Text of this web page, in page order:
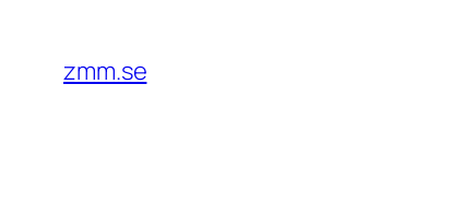
innehåll
zmm.se